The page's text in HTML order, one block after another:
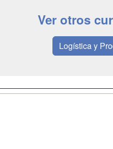
Ver otros
Logística y